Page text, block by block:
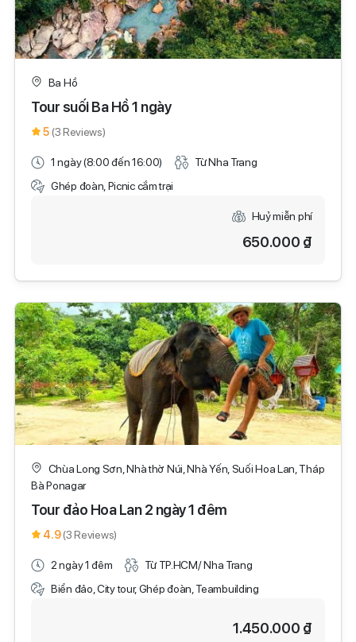
Ba Hồ
Tour suối Ba Hồ 1 ngày
5 (3 Reviews)
1 ngày (8:00 đến 16:00)
Từ Nha Trang
Ghép đoàn, Picnic cắm trại
Huỷ miễn phí
650.000 ₫
Chùa Long Sơn, Nhà thờ Núi, Nhà Yến, Suối Hoa Lan, Tháp
Bà Ponagar
Tour đảo Hoa Lan 2 ngày 1 đêm
4.9(3 Reviews)
2 ngày 1 đêm
Từ TP.HCM/ Nha Trang
Biển đảo, City tour, Ghép đoàn, Teambuilding
1.450.000 ₫